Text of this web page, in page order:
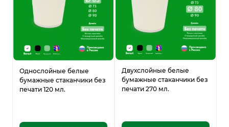
Однослойные белые
бумажные стаканчики без
печати 120 мл.
Двухслойные белые
бумажные стаканчики без
печати 270 мл.